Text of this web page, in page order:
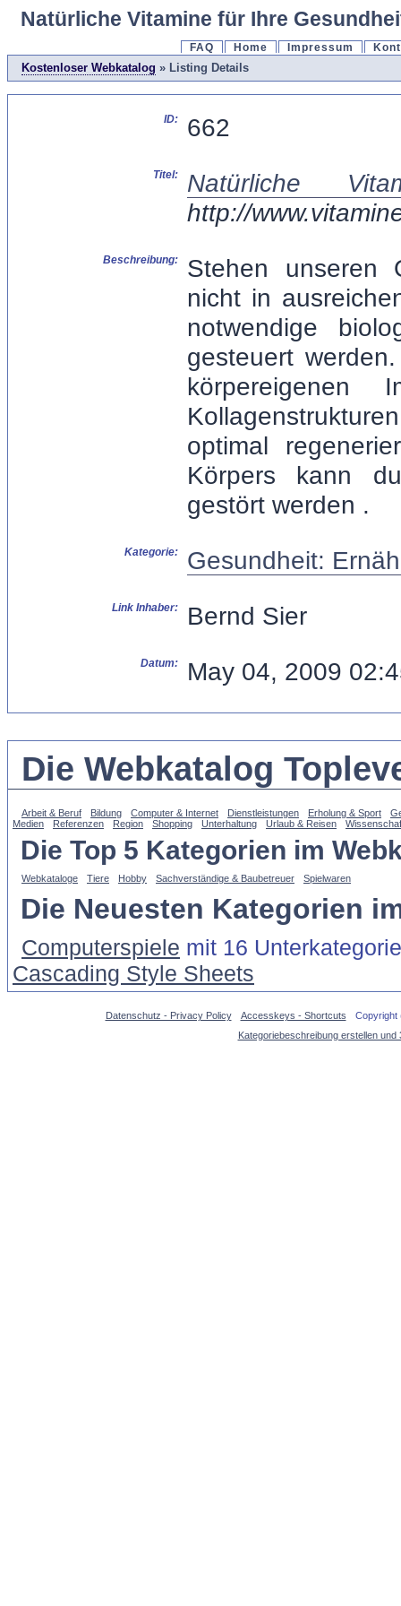
Natürliche Vitamine für Ihre
FAQ Home Impressum
Kostenloser Webkatalog » Listing Details
ID: 662
Titel:
Natürliche
http://
Beschreibung:
Stehen unseren
nicht in
notwendige
gesteuert
körpereigenen
optimal
Körpers kann
gestört werden .
Kategorie: Gesundheit:
Link Inhaber: Bernd Sier
Datum: May 04, 2009
Die Webkatalog
Arbeit & Beruf Bildung Computer & Internet Dienstleistungen Erholung & Sport
Medien
Referenzen Region Shopping Unterhaltung Urlaub & Reisen
Die Top 5 Kategorien im
Webkataloge Tiere Hobby Sachverständige & Baubetreuer Spielwaren
Die Neuesten Kategorien
Computerspiele mit 16
Cascading Style Sheets
Datenschutz - Privacy Policy Accesskeys - Shortcuts
Kategoriebeschreibung erstellen und